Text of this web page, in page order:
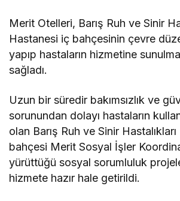
Merit Otelleri, Barış Ruh ve Sinir
Hastanesi iç bahçesinin çevre
yapıp hastaların hizmetine
sağladı.
Uzun bir süredir bakımsızlık ve
sorunundan dolayı hastaların
olan Barış Ruh ve Sinir
bahçesi Merit Sosyal İşler
yürüttüğü sosyal sorumluluk
hizmete hazır hale getirildi.